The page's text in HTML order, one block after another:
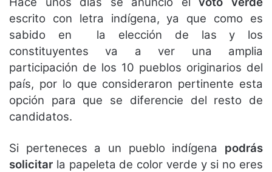
escrito con letra indígena, ya que como es
sabido en la elección de las y los
constituyentes va a ver una amplia
participación de los 10 pueblos originarios del
país, por lo que consideraron pertinente esta
opción para que se diferencie del resto de
candidatos.
Si perteneces a un pueblo indígena
podrás
solicitar la papeleta de color verde y si no eres